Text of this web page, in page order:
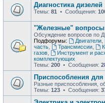
Диагностика дизелей
Темы: 81 • Сообщения:
"Железные" вопросы
Обсуждение вопросов по
Подфорумы:
Двигатели,
часть
Трансмиссии,
газов
Инструмент и
комплектующих
Темы: 200 • Сообщения:
Приспособления для
Разные приспособления,
Темы: 123 • Сообщения: